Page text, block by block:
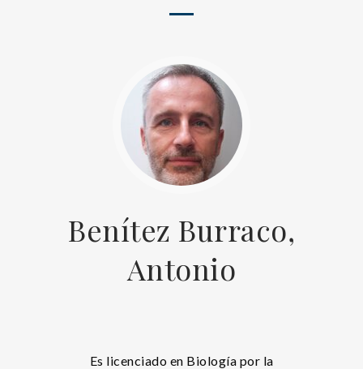
Benítez Burraco,
Antonio
Es licenciado en Biología por la